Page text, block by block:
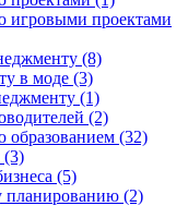
игровыми проектами
(8)
в моде (3)
(1)
(2)
(32)
(3)
(5)
планированию (2)